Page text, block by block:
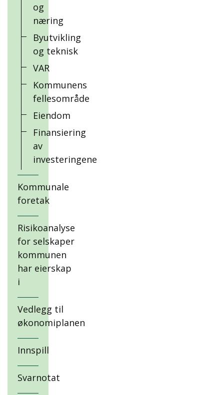
og
næring
Byutvikling
og teknisk
VAR
Kommunens
fellesområde
Eiendom
Finansiering
av
investeringene
Kommunale
foretak
Risikoanalyse
for selskaper
kommunen
har eierskap
i
Vedlegg til
økonomiplanen
Innspill
Svarnotat